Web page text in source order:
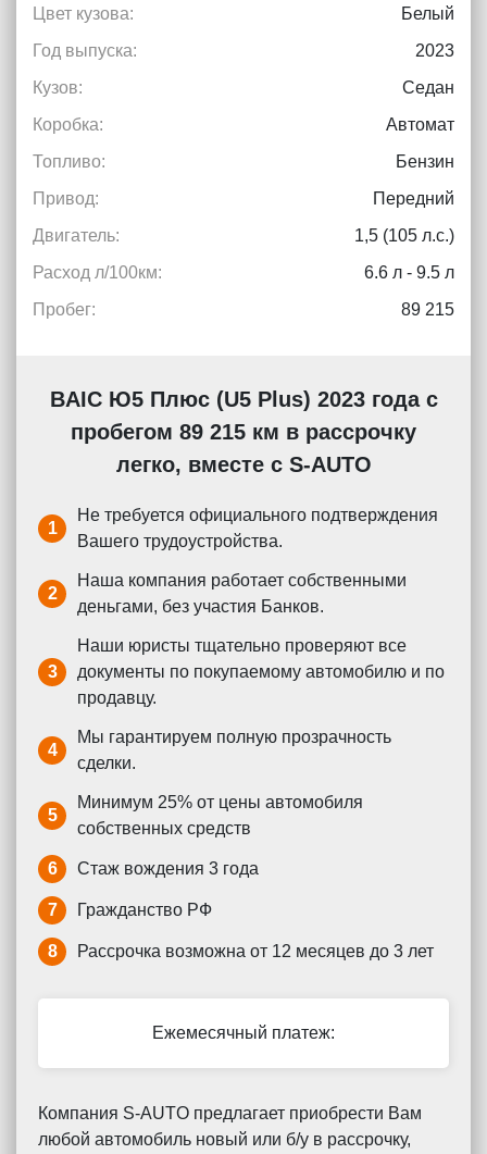
Цвет кузова:
Белый
Год выпуска:
2023
Кузов:
Седан
Коробка:
Автомат
Топливо:
Бензин
Привод:
Передний
Двигатель:
1,5 (105 л.с.)
Расход л/100км:
6.6 л - 9.5 л
Пробег:
89 215
BAIC Ю5 Плюс (U5 Plus) 2023 года с
пробегом 89 215 км в рассрочку
легко, вместе с S-AUTO
1
Не требуется официального подтверждения
Вашего трудоустройства.
2
Наша компания работает собственными
деньгами, без участия Банков.
3
Наши юристы тщательно проверяют все
документы по покупаемому автомобилю и по
продавцу.
4
Мы гарантируем полную прозрачность
сделки.
5
Минимум 25% от цены автомобиля
собственных средств
6 Стаж вождения 3 года
7 Гражданство РФ
8 Рассрочка возможна от 12 месяцев до 3 лет
Ежемесячный платеж:
Компания S-AUTO предлагает приобрести Вам
любой автомобиль новый или б/у в рассрочку,